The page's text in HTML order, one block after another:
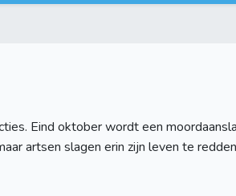
Eind oktober wordt een
artsen slagen erin zijn leven te